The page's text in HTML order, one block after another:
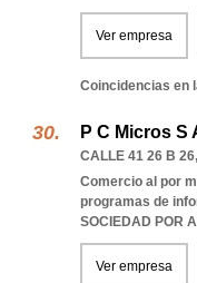
Ver empresa
Coincidencias en
P C Micros S
CALLE 41 26 B 26,
Comercio al por
programas de
SOCIEDAD POR
Ver empresa